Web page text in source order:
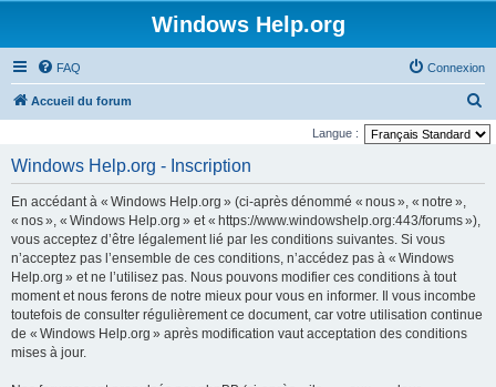
Windows Help.org
FAQ Connexion
Accueil du forum
e
Langue :
Windows Help.org - Inscription
En accédant à « Windows Help.org » (ci-après dénommé « nous », « notre »,
« nos », « Windows Help.org » et « https://www.windowshelp.org:443/forums »),
vous acceptez d’être légalement lié par les conditions suivantes. Si vous
n’acceptez pas l’ensemble de ces conditions, n’accédez pas à « Windows
Help.org » et ne l’utilisez pas. Nous pouvons modifier ces conditions à tout
moment et nous ferons de notre mieux pour vous en informer. Il vous incombe
toutefois de consulter régulièrement ce document, car votre utilisation continue
de « Windows Help.org » après modification vaut acceptation des conditions
mises à jour.